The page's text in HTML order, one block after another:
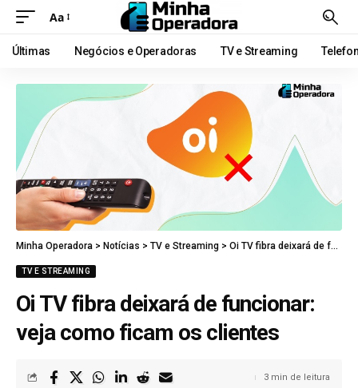
Aa
Últimas Negócios e Operadoras TV e Streaming
Minha Operadora > Notícias > TV e Streaming > Oi TV fibra deixará de funcionar: veja como ficam os clientes
TV E STREAMING
Oi TV fibra deixará de funcionar:
veja como ficam os clientes
3 min de leitura